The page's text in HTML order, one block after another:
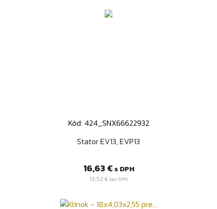
Kód: 424_SNX66622932
Stator EV13, EVP13
Cena
16,63 € s DPH
13,52 €bez DPH